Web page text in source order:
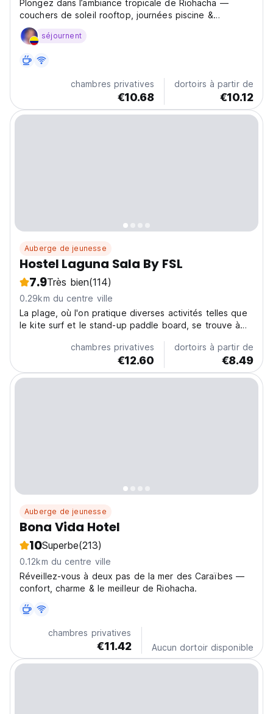
Plongez dans l’ambiance tropicale de Riohacha —
couchers de soleil rooftop, journées piscine &
aventures à La Guajira.
séjournent
chambres privatives
€10.68
dortoirs à partir de
€10.12
Auberge de jeunesse
Hostel Laguna Sala By FSL
7.9Très bien(114)
0.29km du centre ville
La plage, où l'on pratique diverses activités telles que
le kite surf et le stand-up paddle board, se trouve à
chambres privatives
€12.60
dortoirs à partir de
€8.49
Auberge de jeunesse
Bona Vida Hotel
10Superbe(213)
0.12km du centre ville
Réveillez-vous à deux pas de la mer des Caraïbes —
confort, charme & le meilleur de Riohacha.
chambres privatives
€11.42 Aucun dortoir disponible